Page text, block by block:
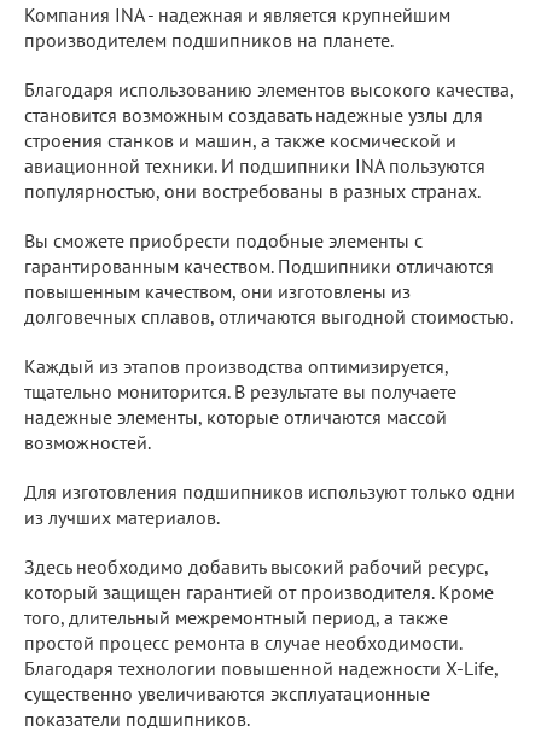
Компания INA - надежная и является крупнейшим
производителем подшипников на планете.
Благодаря использованию элементов высокого качества,
становится возможным создавать надежные узлы для
строения станков и машин, а также космической и
авиационной техники. И подшипники INA пользуются
популярностью, они востребованы в разных странах.
Вы сможете приобрести подобные элементы с
гарантированным качеством. Подшипники отличаются
повышенным качеством, они изготовлены из
долговечных сплавов, отличаются выгодной стоимостью.
Каждый из этапов производства оптимизируется,
тщательно мониторится. В результате вы получаете
надежные элементы, которые отличаются массой
возможностей.
Для изготовления подшипников используют только одни
из лучших материалов.
Здесь необходимо добавить высокий рабочий ресурс,
который защищен гарантией от производителя. Кроме
того, длительный межремонтный период, а также
простой процесс ремонта в случае необходимости.
Благодаря технологии повышенной надежности X-Life,
существенно увеличиваются эксплуатационные
показатели подшипников.